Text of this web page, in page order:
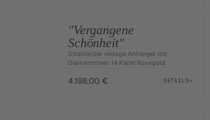
"Vergangene
Schönheit"
Strahlender vintage Anhänger mit
Diamantrosen 14 Karat Roségold
4.198,00 € DETAILS→